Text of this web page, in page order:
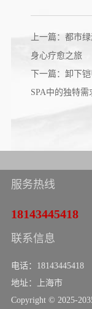
上一篇：都市
身心疗愈之旅
下一篇：卸下
SPA中的独特需
服务热线
18143445418
联系信息
电话：
地址：上海市
Copyright © 2025-